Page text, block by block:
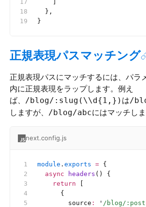
  },
}
正規表現パスマッチング
正規表現パスにマッチするには、パラ
内に正規表現をラップします。例え
ば、 /blog/:slug(\\d{1,}) は/
しますが、 /blog/abcにはマッチしま
next.config.js
module . exports = {
  async
headers () {
    return
      {
        source
: ' /blog/